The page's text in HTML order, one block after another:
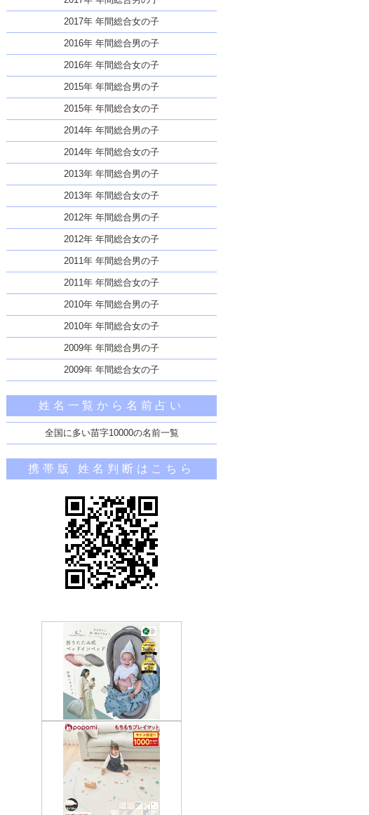
2017年 年間総合女の子
2016年 年間総合男の子
2016年 年間総合女の子
2015年 年間総合男の子
2015年 年間総合女の子
2014年 年間総合男の子
2014年 年間総合女の子
2013年 年間総合男の子
2013年 年間総合女の子
2012年 年間総合男の子
2012年 年間総合女の子
2011年 年間総合男の子
2011年 年間総合女の子
2010年 年間総合男の子
2010年 年間総合女の子
2009年 年間総合男の子
2009年 年間総合女の子
姓名一覧から名前占い
全国に多い苗字10000の名前一覧
携帯版 姓名判断はこちら